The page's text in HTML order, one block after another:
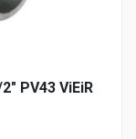
PV43 ViEiR